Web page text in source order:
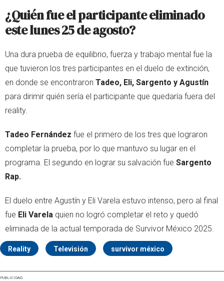
¿Quién fue el participante eliminado
este lunes 25 de agosto?
Una dura prueba de equilibrio, fuerza y trabajo mental fue la
que tuvieron los tres participantes en el duelo de extinción,
en donde se encontraron Tadeo, Eli, Sargento y Agustín
para dirimir quién sería el participante que quedaría fuera del
reality.
Tadeo Fernández fue el primero de los tres que lograron
completar la prueba, por lo que mantuvo su lugar en el
programa. El segundo en lograr su salvación fue Sargento
Rap.
El duelo entre Agustín y Eli Varela estuvo intenso, pero al final
fue Eli Varela quien no logró completar el reto y quedó
eliminada de la actual temporada de Survivor México 2025.
Reality Televisión survivor méxico
PUBLICIDAD